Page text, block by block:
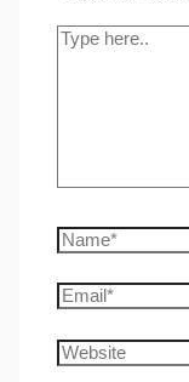
Type
here..
Name*
Email*
Website